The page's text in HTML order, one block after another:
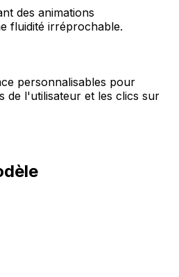
des animations
fluidité irréprochable.
personnalisables pour
de l'utilisateur et les clics sur